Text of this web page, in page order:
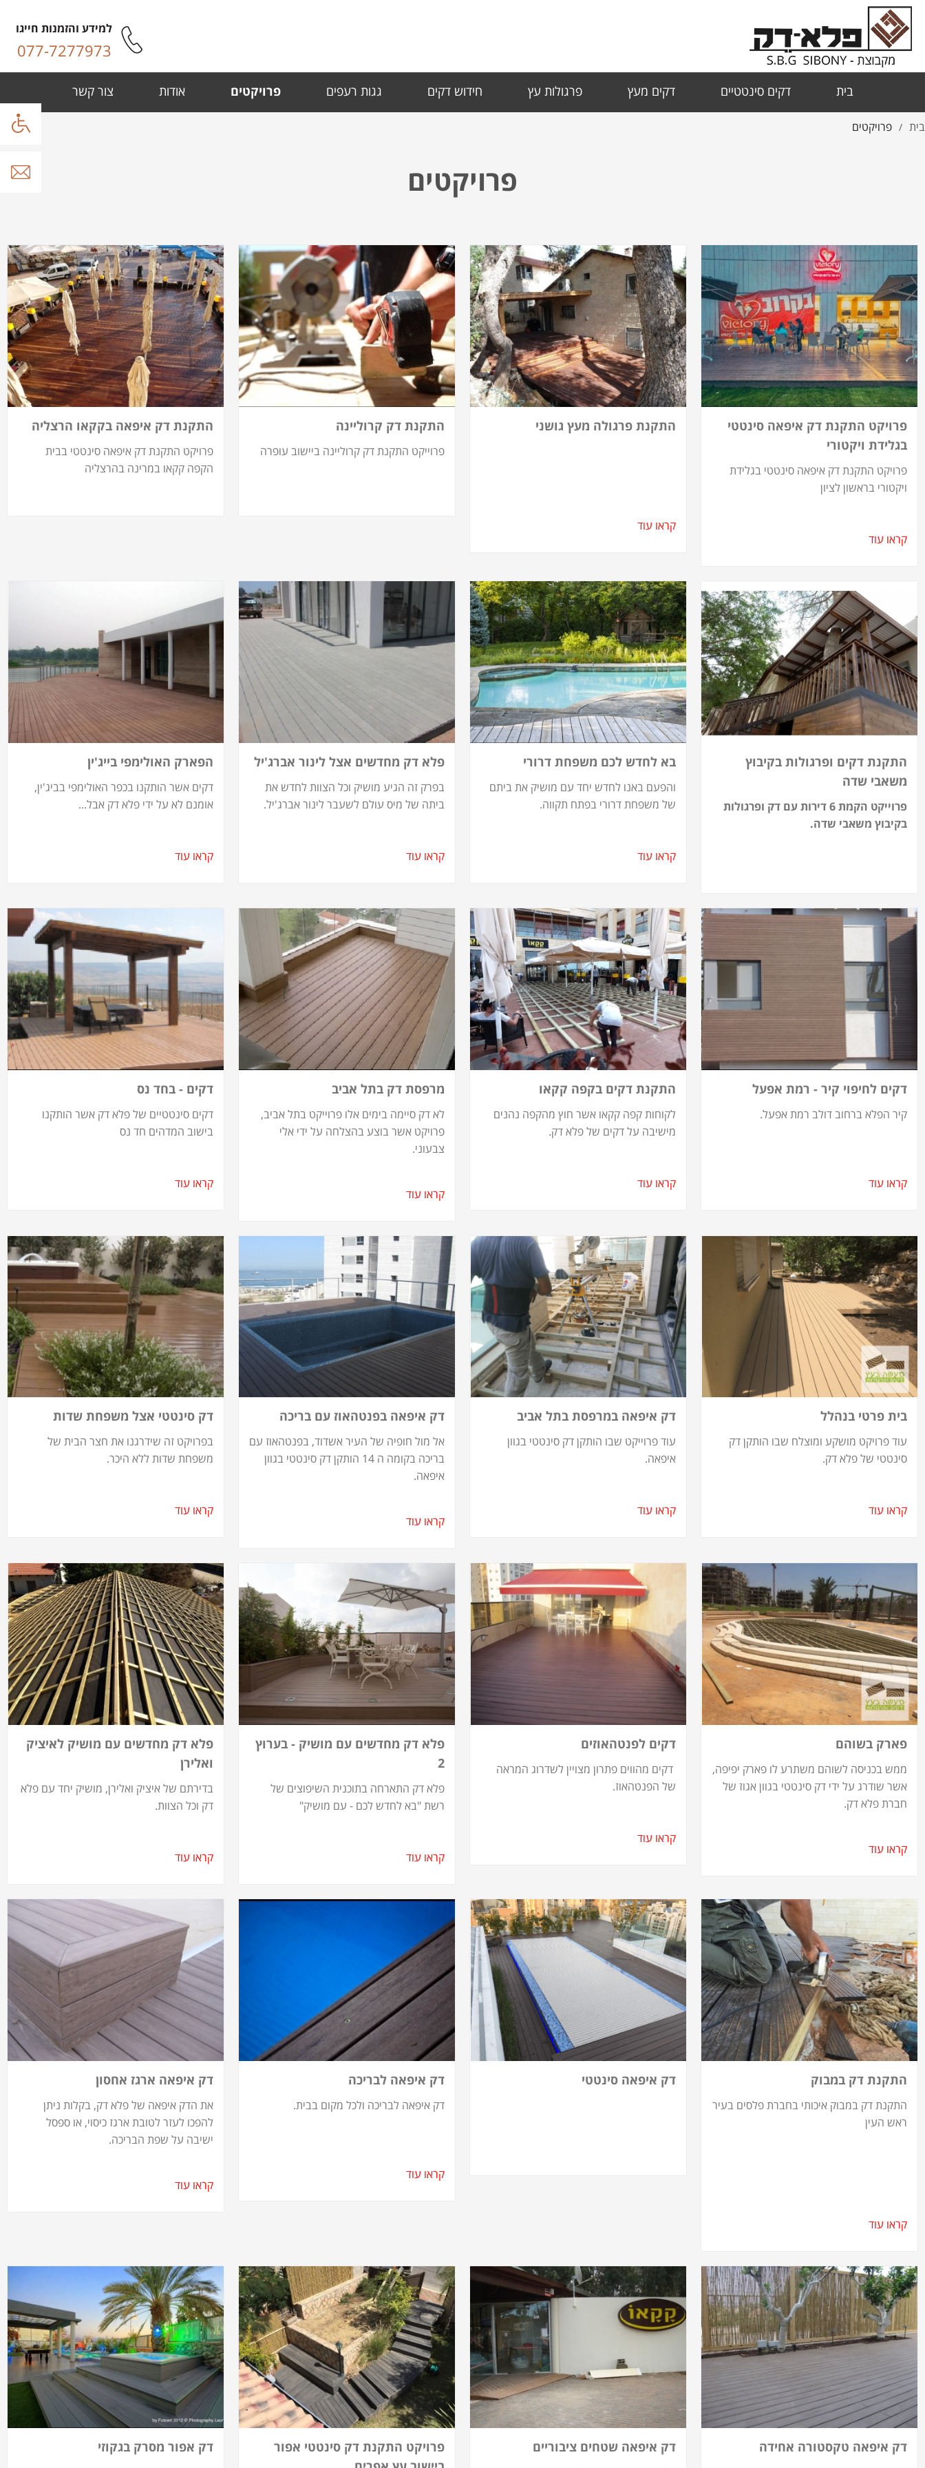
למידע והזמנות חייגו
077-7277973
בית דקים סינטטיים דקים מעץ פרגולות עץ חידוש דקים גגות רעפים פרויקטים אודות צור קשר
בית / פרויקטים
פרויקטים
פרויקט התקנת דק איפאה סינטטי
בגלידת ויקטורי
פרויקט התקנת דק איפאה סינטטי בגלידת
ויקטורי בראשון לציון
קראו עוד
התקנת פרגולה מעץ גושני
קראו עוד
התקנת דק קרוליינה
פרוייקט התקנת דק קרוליינה ביישוב עופרה
התקנת דק איפאה בקקאו הרצליה
פרויקט התקנת דק איפאה סינטטי בבית
הקפה קקאו במרינה בהרצליה
התקנת דקים ופרגולות בקיבוץ
משאבי שדה
פרוייקט הקמת 6 דירות עם דק ופרגולות
בקיבוץ משאבי שדה.
בא לחדש לכם משפחת דרורי
והפעם באנו לחדש יחד עם מושיק את ביתם
של משפחת דרורי בפתח תקווה.
קראו עוד
פלא דק מחדשים אצל לינור אברג'יל
בפרק זה הגיע מושיק וכל הצוות לחדש את
ביתה של מיס עולם לשעבר לינור אברג'יל.
קראו עוד
הפארק האולימפי בייג'ין
דקים אשר הותקנו בכפר האולימפי בביג'ין,
אומנם לא על ידי פלא דק אבל...
קראו עוד
דקים לחיפוי קיר - רמת אפעל
קיר הפלא ברחוב דולב רמת אפעל.
קראו עוד
התקנת דקים בקפה קקאו
לקוחות קפה קקאו אשר חוץ מהקפה נהנים
מישיבה על דקים של פלא דק.
קראו עוד
מרפסת דק בתל אביב
לא דק סיימה בימים אלו פרוייקט בתל אביב,
פרויקט אשר בוצע בהצלחה על ידי אלי
צבעוני.
קראו עוד
דקים - בחד נס
דקים סינטטיים של פלא דק אשר הותקנו
בישוב המדהים חד נס
קראו עוד
בית פרטי בנהלל
עוד פרויקט מושקע ומוצלח שבו הותקן דק
סינטטי של פלא דק.
קראו עוד
דק איפאה במרפסת בתל אביב
עוד פרוייקט שבו הותקן דק סינטטי בגוון
איפאה.
קראו עוד
דק איפאה בפנטהאוז עם בריכה
אל מול חופיה של העיר אשדוד, בפנטהאוז עם
בריכה בקומה ה 14 הותקן דק סינטטי בגוון
איפאה.
קראו עוד
דק סינטטי אצל משפחת שדות
בפרויקט זה שידרגנו את חצר הבית של
משפחת שדות ללא היכר.
קראו עוד
פארק בשוהם
ממש בכניסה לשוהם משתרע לו פארק יפיפה,
אשר שודרג על ידי דק סינטטי בגוון אגוז של
חברת פלא דק.
קראו עוד
דקים לפנטהאוזים
דקים מהווים פתרון מצויין לשדרוג המראה
של הפנטהאוז.
קראו עוד
פלא דק מחדשים עם מושיק - בערוץ
2
פלא דק התארחה בתוכנית השיפוצים של
רשת "בא לחדש לכם - עם מושיק"
קראו עוד
פלא דק מחדשים עם מושיק לאיציק
ואלירן
בדירתם של איציק ואלירן, מושיק יחד עם פלא
דק וכל הצוות.
קראו עוד
התקנת דק במבוק
התקנת דק במבוק איכותי בחברת פלסים בעיר
ראש העין
קראו עוד
דק איפאה סינטטי דק איפאה לבריכה
דק איפאה לבריכה ולכל מקום בבית.
קראו עוד
דק איפאה ארגז אחסון
את הדק איפאה של פלא דק, בקלות ניתן
להפכו לעזר לטובת ארגז כיסוי, או ספסל
ישיבה על שפת הבריכה.
קראו עוד
דק איפאה טקסטורה אחידה דק איפאה שטחים ציבוריים
פרויקט התקנת דק סינטטי אפור
דק אפור מסרק בגקוזי